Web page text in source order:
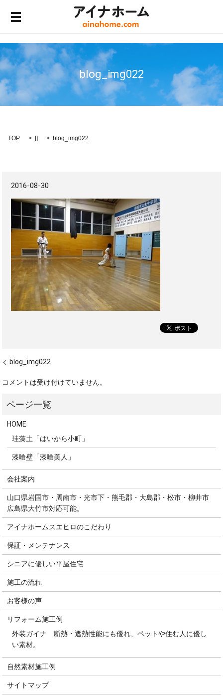
blog_img022
TOP [] blog_img022
2016-08-30
blog_img022
コメントは受け付けていません。
HOME
珪藻土「はいから小町」
漆喰壁「漆喰美人」
会社案内
山口県岩国市・周南市・光市下・熊毛郡・大島郡・松市・柳井市
広島県大竹市対応可能。
アイナホームスエヒロのこだわり
保証・メンテナンス
シニアに優しい平屋住宅
施工の流れ
お客様の声
リフォーム施工例
外装ガイナ 断熱・遮熱性能にも優れ、ペットや住む人に優し
い素材。
自然素材施工例
サイトマップ